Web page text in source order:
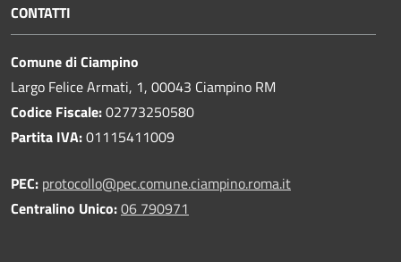
CONTATTI
Comune di Ciampino
Largo Felice Armati, 1, 00043 Ciampino RM
Codice Fiscale:02773250580
Partita IVA:01115411009
PEC: protocollo@pec.comune.ciampino.roma.it
Centralino Unico:06 790971